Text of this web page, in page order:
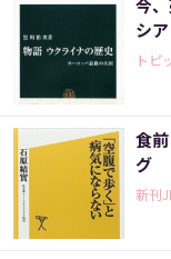
今
シ
トピ
食
グ
新刊